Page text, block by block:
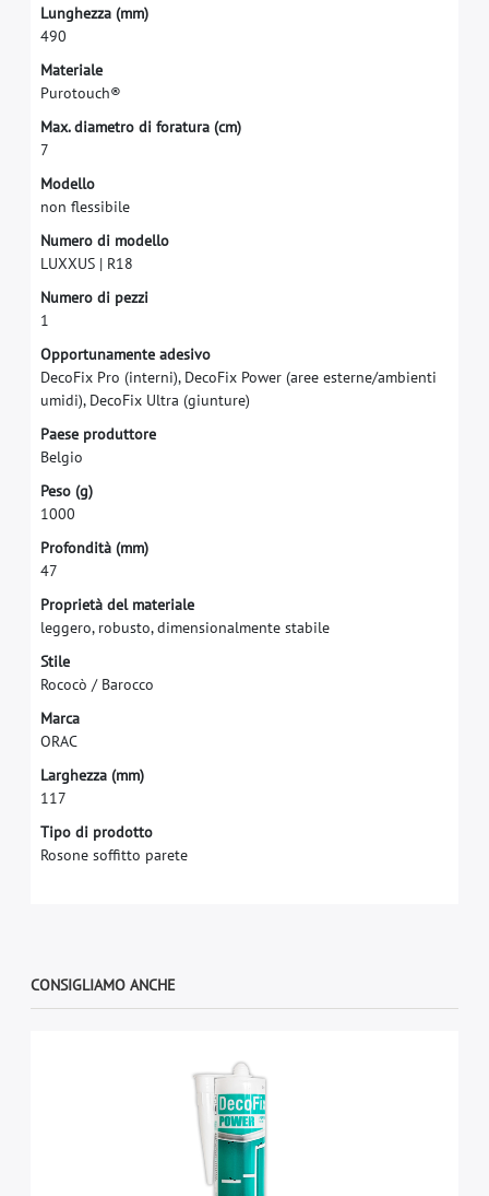
Lunghezza (mm)
490
Materiale
Purotouch®
Max. diametro di foratura (cm)
7
Modello
non fessibile
Numero di modello
LUXXUS | R18
Numero di pezzi
1
Opportunamente adesivo
DecoFix Pro (interni), DecoFix Power (aree esterne/ambienti
umidi), DecoFix Ultra (giunture)
Paese produttore
Belgio
Peso (g)
1000
Profondità (mm)
47
Proprietà del materiale
leggero, robusto, dimensionalmente stabile
Stile
Rococò / Barocco
Marca
ORAC
Larghezza (mm)
117
Tipo di prodotto
Rosone soffitto parete
CONSIGLIAMO ANCHE